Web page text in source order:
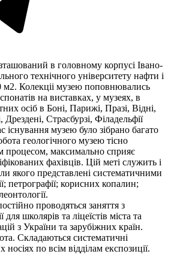
в головному корпусі Івано-
технічного університету нафти і
м2. Колекціі музею поповнювались
на виставках, у музеях, в
осіб в Боні, Парижі, Празі, Відні,
Страсбурзі, Філадельфії
існування музею було зібрано багато
геологічного музею тісно
процесом, максимально сприяє
фахівців. Цій меті служить і
якого представлені систематичними
петрографії; корисних копалин;
проводяться заняття з
для школярів та ліцеїстів міста та
з України та зарубіжних країн.
Складаються систематичні
по всім відділам експозиції.